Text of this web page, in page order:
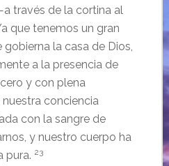
través de la cortina al
que tenemos un gran
la casa de Dios,
a la presencia de
y con plena
nuestra conciencia
con la sangre de
y nuestro cuerpo ha
pura. 23